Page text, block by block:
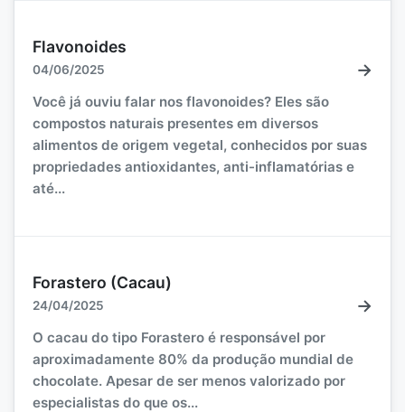
Flavonoides
04/06/2025 →
Você já ouviu falar nos flavonoides? Eles são
compostos naturais presentes em diversos
alimentos de origem vegetal, conhecidos por suas
propriedades antioxidantes, anti-inflamatórias e
até...
Forastero (Cacau)
24/04/2025 →
O cacau do tipo Forastero é responsável por
aproximadamente 80% da produção mundial de
chocolate. Apesar de ser menos valorizado por
especialistas do que os...